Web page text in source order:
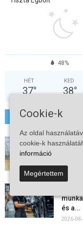
48%
HÉT
37°
KED
38°
További hírek
és a...
2026-
Cookie-k
Az oldal
cookie-k
információ
Megértettem